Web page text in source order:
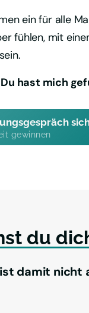
ein für alle
fühlen, mit
hast mich
gewinnen
du
damit nicht